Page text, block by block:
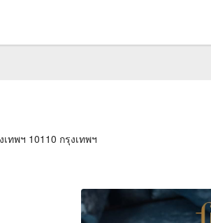
ทพฯ 10110 กรุงเทพฯ